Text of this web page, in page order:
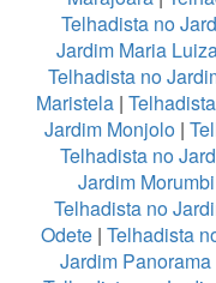
Telhadista no
Jardim Maria
Telhadista no
Maristela |
Jardim Monjolo |
Telhadista no
Jardim Morumbi
Telhadista no
Odete| Telhadista
Jardim Panorama